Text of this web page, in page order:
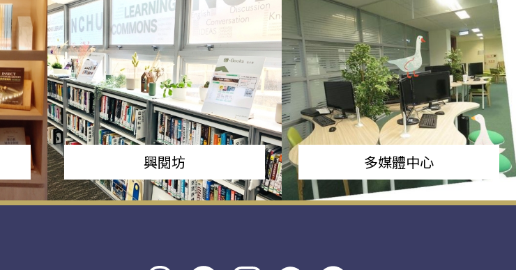
興閱坊 多媒體中心